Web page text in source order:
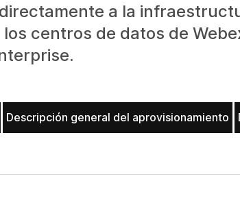
a la
centros de datos de
Descripción general del aprovisionamiento